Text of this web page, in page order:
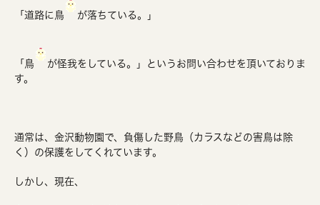
「道路に鳥 が落ちている。」
「鳥
が怪我をしている。」というお問い合わせを頂いておりま
す。
通常は、金沢動物園で、負傷した野鳥（カラスなどの害鳥は除
く）の保護をしてくれています。
しかし、現在、